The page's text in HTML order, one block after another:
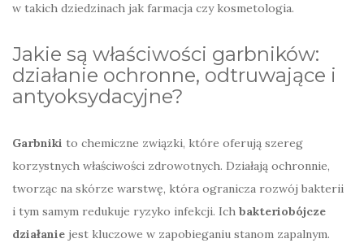
w takich dziedzinach jak farmacja czy kosmetologia.
Jakie są właściwości garbników:
działanie ochronne, odtruwające i
antyoksydacyjne?
Garbniki to chemiczne związki, które oferują szereg
korzystnych właściwości zdrowotnych. Działają ochronnie,
tworząc na skórze warstwę, która ogranicza rozwój bakterii
i tym samym redukuje ryzyko infekcji. Ich bakteriobójcze
działanie jest kluczowe w zapobieganiu stanom zapalnym.